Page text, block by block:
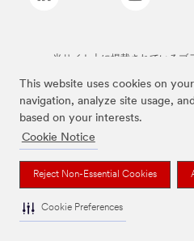
This website uses cookies on
navigation, analyze site usage,
based on your interests.
Cookie Notice
Reject Non-Essential Cookies
Cookie Preferences
当サイト上に掲載されているブ